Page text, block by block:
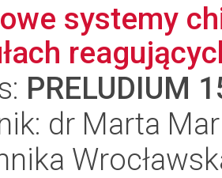
systemy
PRELUDIUM
dr Marta